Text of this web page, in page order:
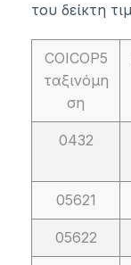
του δείκτη
COICOP5
ταξινόμη
ση
0432
05621
05622